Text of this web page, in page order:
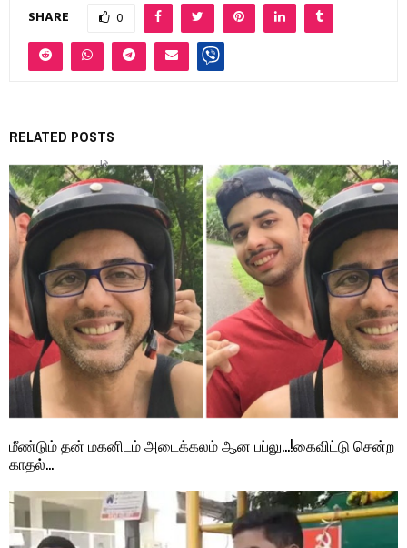
SHARE 0
RELATED POSTS
மீண்டும் தன் மகனிடம் அடைக்கலம் ஆன பப்லு…!கைவிட்டு சென்ற
காதல்…